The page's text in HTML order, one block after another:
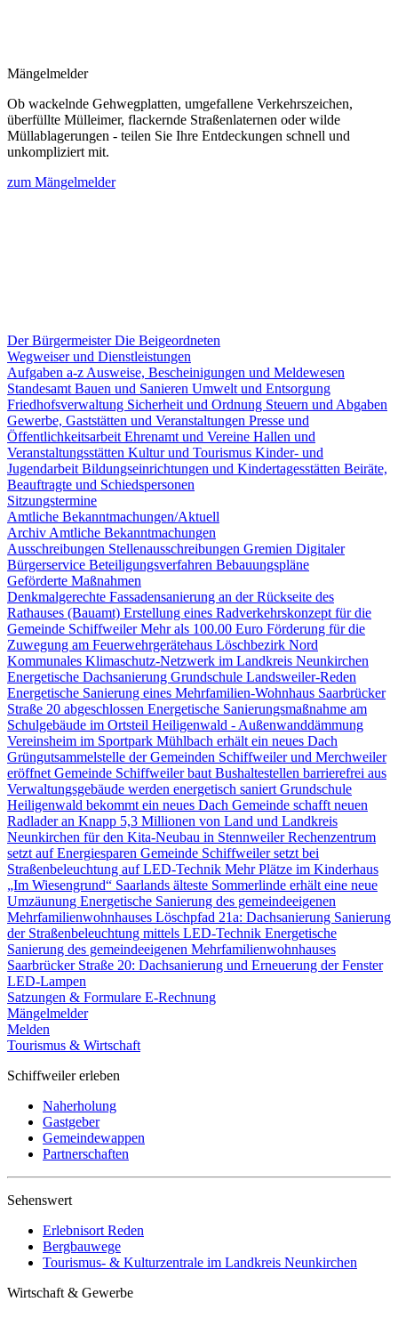
Mängelmelder
Ob wackelnde Gehwegplatten, umgefallene Verkehrszeichen,
überfüllte Mülleimer, flackernde Straßenlaternen oder wilde
Müllablagerungen - teilen Sie Ihre Entdeckungen schnell und
unkompliziert mit.
zum Mängelmelder
Der BürgermeisterDie Beigeordneten
Wegweiser und Dienstleistungen
Aufgaben a-z Ausweise, Bescheinigungen und Meldewesen
Standesamt Bauen und Sanieren Umwelt und Entsorgung
Friedhofsverwaltung Sicherheit und Ordnung Steuern und Abgaben
Gewerbe, Gaststätten und Veranstaltungen Presse und
Öffentlichkeitsarbeit Ehrenamt und Vereine Hallen und
Veranstaltungsstätten Kultur und Tourismus Kinder- und
Jugendarbeit Bildungseinrichtungen und Kindertagesstätten Beiräte,
Beauftragte und Schiedspersonen
Sitzungstermine
Amtliche Bekanntmachungen/Aktuell
Archiv Amtliche Bekanntmachungen
Ausschreibungen Stellenausschreibungen Gremien Digitaler
Bürgerservice Beteiligungsverfahren Bebauungspläne
Geförderte Maßnahmen
Denkmalgerechte Fassadensanierung an der Rückseite des
Rathauses (Bauamt) Erstellung eines Radverkehrskonzept für die
Gemeinde SchiffweilerMehr als 100.00 Euro Förderung für die
Zuwegung am Feuerwehrgerätehaus Löschbezirk Nord
Kommunales Klimaschutz-Netzwerk im Landkreis Neunkirchen
Energetische Dachsanierung Grundschule Landsweiler-Reden
Energetische Sanierung eines Mehrfamilien-Wohnhaus Saarbrücker
Straße 20 abgeschlossen Energetische Sanierungsmaßnahme am
Schulgebäude im Ortsteil Heiligenwald - Außenwanddämmung
Vereinsheim im Sportpark Mühlbach erhält ein neues Dach
Grüngutsammelstelle der Gemeinden Schiffweiler und Merchweiler
eröffnet Gemeinde Schiffweiler baut Bushaltestellen barrierefrei aus
Verwaltungsgebäude werden energetisch saniert Grundschule
Heiligenwald bekommt ein neues Dach Gemeinde schafft neuen
Radlader an Knapp 5,3 Millionen von Land und Landkreis
Neunkirchen für den Kita-Neubau in StennweilerRechenzentrum
setzt auf Energiesparen Gemeinde Schiffweiler setzt bei
Straßenbeleuchtung auf LED-Technik Mehr Plätze im Kinderhaus
„Im Wiesengrund“ Saarlands älteste Sommerlinde erhält eine neue
Umzäunung Energetische Sanierung des gemeindeeigenen
Mehrfamilienwohnhauses Löschpfad 21a: Dachsanierung Sanierung
der Straßenbeleuchtung mittels LED-Technik Energetische
Sanierung des gemeindeeigenen Mehrfamilienwohnhauses
Saarbrücker Straße 20: Dachsanierung und Erneuerung der Fenster
LED-Lampen
Satzungen & Formulare E-Rechnung
Mängelmelder
Melden
Tourismus & Wirtschaft
Schiffweiler erleben
Naherholung
Gastgeber
Gemeindewappen
Partnerschaften
Sehenswert
Erlebnisort Reden
Bergbauwege
Tourismus- & Kulturzentrale im Landkreis Neunkirchen
Wirtschaft & Gewerbe